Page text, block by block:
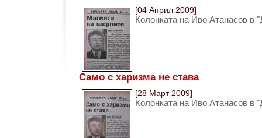
[04 Април 2009]
Колонката на Иво Атанасов в
Само с харизма не става
[28 Март 2009]
Колонката на Иво Атанасов в